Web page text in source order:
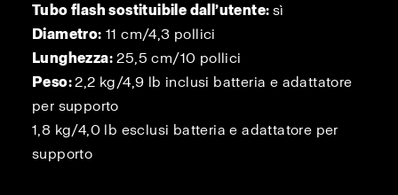
Tubo flash sostituibile dall’utente: sì
Diametro: 11 cm/4,3 pollici
Lunghezza: 25,5 cm/10 pollici
Peso:2,2 kg/4,9 lb inclusi batteria e adattatore
per supporto
1,8 kg/4,0 lb esclusi batteria e adattatore per
supporto